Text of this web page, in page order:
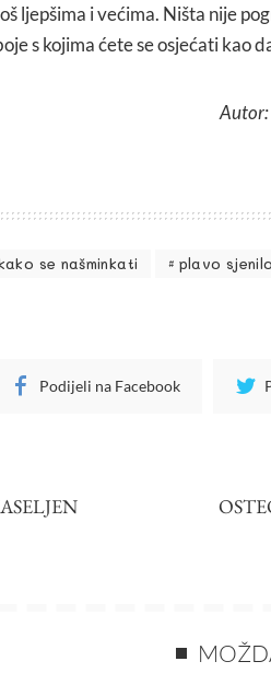
ljepšima i većima. Ništa nije
s kojima ćete se osjećati kao
Autor:
se našminkati plavo sjenilo
Podijeli na Facebook